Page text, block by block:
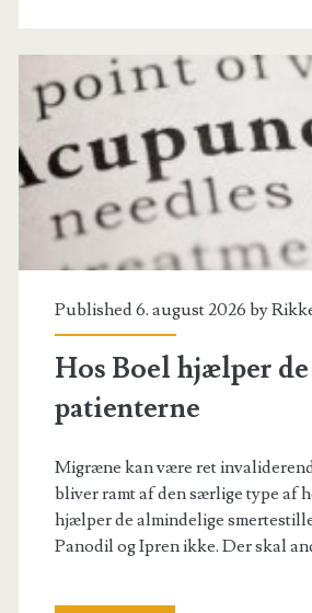
Published 6. august 2026 by
Hos Boel hjælper de
patienterne
Migræne kan være ret
bliver ramt af den særlige type af
hjælper de almindelige
Panodil og Ipren ikke. Der skal